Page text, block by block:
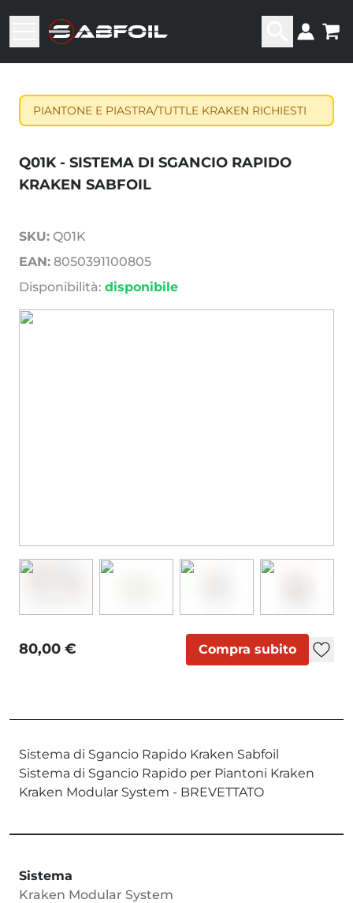
PIANTONE E PIASTRA/TUTTLE KRAKEN RICHIESTI
Q01K - SISTEMA DI SGANCIO RAPIDO
KRAKEN SABFOIL
SKU: Q01K
EAN: 8050391100805
Disponibilità: disponibile
80,00 € Compra subito
Sistema di Sgancio Rapido Kraken Sabfoil
Sistema di Sgancio Rapido per Piantoni Kraken
Kraken Modular System - BREVETTATO
Sistema
Kraken Modular System